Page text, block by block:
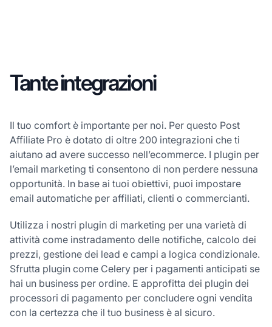
Tante integrazioni
Il tuo comfort è importante per noi. Per questo Post
Affiliate Pro è dotato di oltre 200 integrazioni che ti
aiutano ad avere successo nell’ecommerce. I plugin per
l’email marketing ti consentono di non perdere nessuna
opportunità. In base ai tuoi obiettivi, puoi impostare
email automatiche per affiliati, clienti o commercianti.
Utilizza i nostri plugin di marketing per una varietà di
attività come instradamento delle notifiche, calcolo dei
prezzi, gestione dei lead e campi a logica condizionale.
Sfrutta plugin come Celery per i pagamenti anticipati se
hai un business per ordine. E approfitta dei plugin dei
processori di pagamento per concludere ogni vendita
con la certezza che il tuo business è al sicuro.